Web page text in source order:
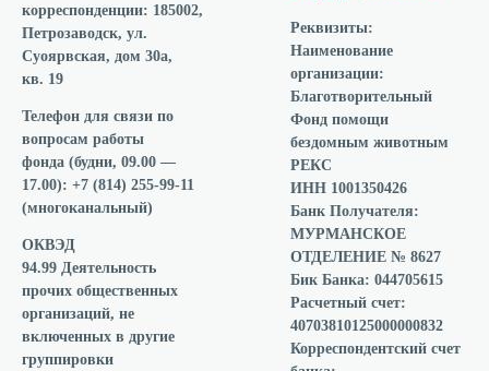
корреспонденции: 185002,
Петрозаводск, ул.
Суоярвская, дом 30а,
кв. 19
Телефон для связи по
вопросам работы
фонда (будни, 09.00 —
17.00): +7 (814) 255-99-11
(многоканальный)
ОКВЭД
94.99 Деятельность
прочих общественных
организаций, не
включенных в другие
группировки
Реквизиты:
Наименование
организации:
Благотворительный
Фонд помощи
бездомным животным
РЕКС
ИНН 1001350426
Банк Получателя:
МУРМАНСКОЕ
ОТДЕЛЕНИЕ № 8627
Бик Банка: 044705615
Расчетный счет:
40703810125000000832
Корреспондентский счет